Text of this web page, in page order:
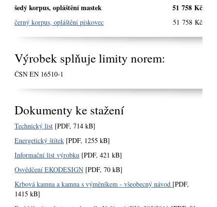
šedý korpus, opláštění mastek 51 758 Kč
černý korpus, opláštění pískovec 51 758 Kč
Výrobek splňuje limity norem:
ČSN EN 16510-1
Dokumenty ke stažení
Technický list [PDF, 714 kB]
Energetický štítek [PDF, 1255 kB]
Informační list výrobku [PDF, 421 kB]
Osvědčení EKODESIGN [PDF, 70 kB]
Krbová kamna a kamna s výměníkem - všeobecný návod [PDF,
1415 kB]